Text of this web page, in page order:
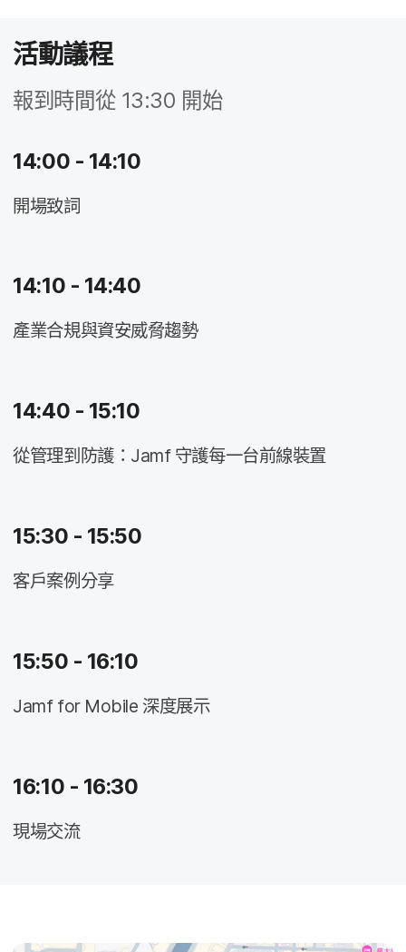
活動​議程
報到​時間​從13:30 開始
14:00 - 14:10
開場​致詞
14:10 - 14:40
產業​合規​與​資安威脅趨勢
14:40 - 15:10
從​管理​到​防護： Jamf 守護​每​一​台前線​裝置
15:30 - 15:50
客戶​案​例​分享
15:50 - 16:10
Jamf for Mobile 深度​展示
16:10 - 16:30
現場​交流